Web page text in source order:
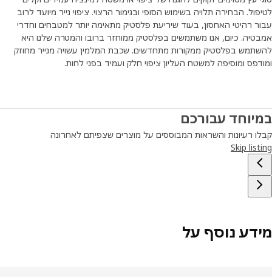
הבחירה תלויה בשימוש הסופי ובגימור הרצוי. ציפוי נייר מיועד לרוב
רהיטי האחסון, בעוד שיריעת פלסטיק מתאימה יותר למטבחים וחדרי
כיום, אנו משתמשים בפלסטיק ממוחזר ברובו והמטרה שלנו היא
בפלסטיק ממקורות מתחדשים. שכבת המלמין עשויה מנייר מחוזק
ומוסיפה למשטח העליון ציפוי חלק ועמיד בפני לחות.
עבורכם
רעיונות והשראות המבוססים על מוצרים שצפיתם לאחרונה
Skip
נוסף על